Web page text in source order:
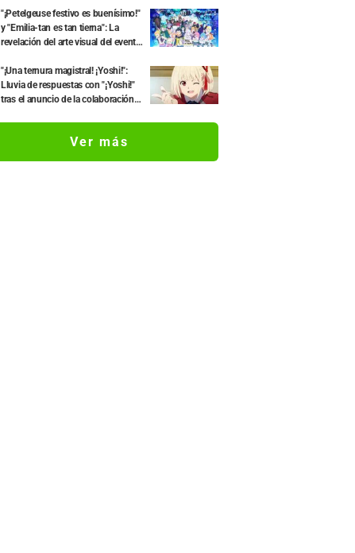
"Chainsmoker Cat"
"¡Petelgeuse festivo es buenísimo!"
y "Emilia-tan es tan tierna": La
revelación del arte visual del evento
"Re:ZERO -Starting Life in Another
World-" genera gran entusiasmo
"¡Una ternura magistral! ¡Yoshi!":
Lluvia de respuestas con "¡Yoshi!"
tras el anuncio de la colaboración
Ver más